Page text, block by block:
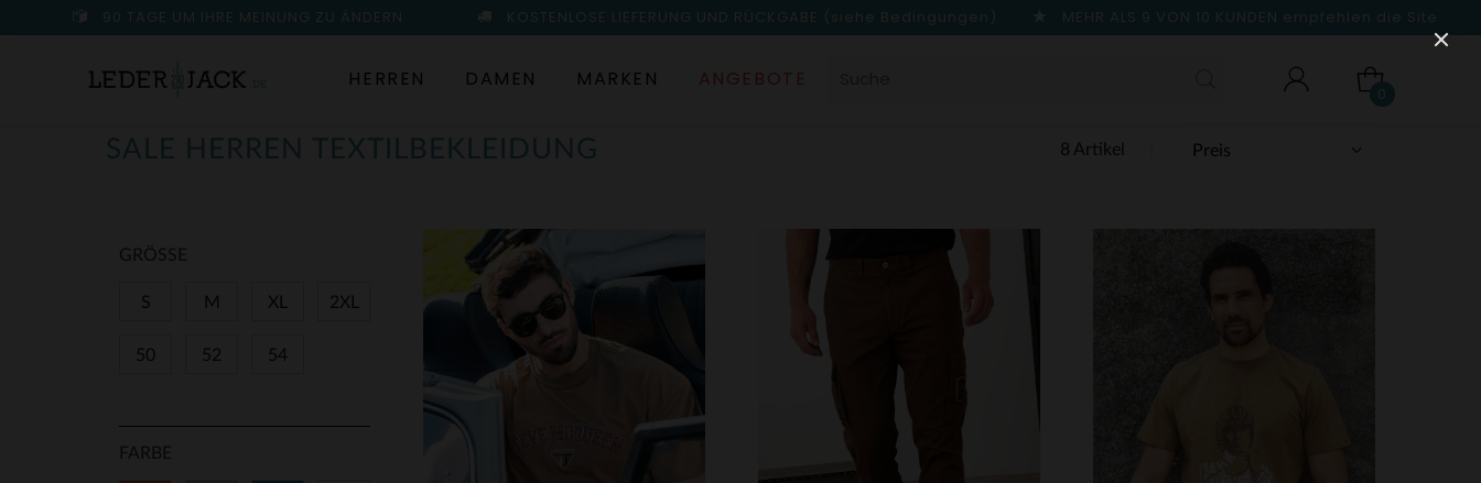
90 TAGE UM IHRE MEINUNG ZU ÄNDERN KOSTENLOSE LIEFERUNG UND RÜCKGABE (siehe Bedingungen) MEHR ALS 9 VON 10 KUNDEN empfehlen die Site
HERREN DAMEN MARKEN ANGEBOTE
0
8 Artikel
SALE HERREN TEXTILBEKLEIDUNG
GRÖSSE
S M XL 2XL
50 52 54
FARBE